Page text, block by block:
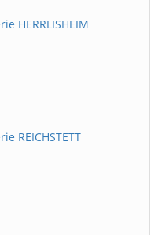
HERRLISHEIM
REICHSTETT